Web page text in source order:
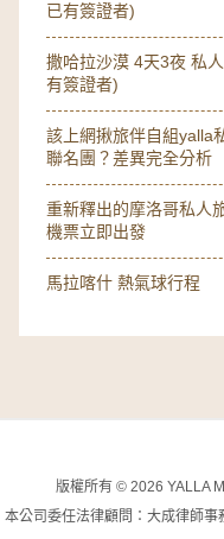
已有簽證者)
撒哈拉沙漠 4天3夜 私
有簽證者)
該上網揪旅伴自組yalla
聯名團？差異完全分析
重新釋出的摩洛哥私人
機票立即出發
馬拉喀什 熱氣球行程
版權所有 © 2026 YALLA
本公司委任法律顧問：大成律師